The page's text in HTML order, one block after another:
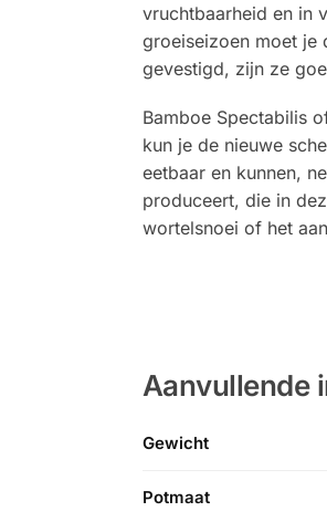
vruchtbaarheid en in
groeiseizoen moet je
gevestigd, zijn ze
Bamboe Spectabilis
kun je de nieuwe
eetbaar en kunnen,
produceert, die in
wortelsnoei of het
Aanvullende
Gewicht
Potmaat